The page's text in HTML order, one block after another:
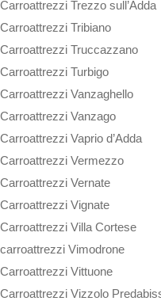
Carroattrezzi Trezzo sull’Adda
Carroattrezzi Tribiano
Carroattrezzi Truccazzano
Carroattrezzi Turbigo
Carroattrezzi Vanzaghello
Carroattrezzi Vanzago
Carroattrezzi Vaprio d’Adda
Carroattrezzi Vermezzo
Carroattrezzi Vernate
Carroattrezzi Vignate
Carroattrezzi Villa Cortese
carroattrezzi Vimodrone
Carroattrezzi Vittuone
Carroattrezzi Vizzolo